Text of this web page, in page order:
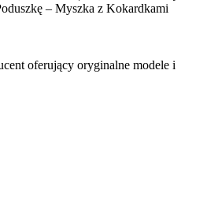
– Myszka z Kokardkami
oferujący oryginalne modele i